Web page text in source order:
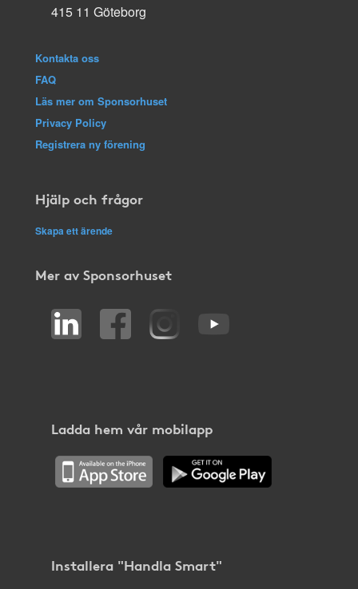
415 11 Göteborg
Kontakta oss
FAQ
Läs mer om Sponsorhuset
Privacy Policy
Registrera ny förening
Hjälp och frågor
Skapa ett ärende
Mer av Sponsorhuset
Ladda hem vår mobilapp
Installera "Handla Smart"